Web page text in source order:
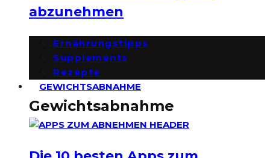
abzunehmen
Ernährungstipps
Supplements
Rezepte
GEWICHTSABNAHME
Gewichtsabnahme